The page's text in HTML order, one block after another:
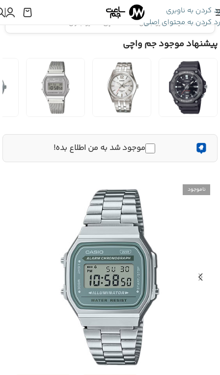
رد کردن به ناوبری
رد کردن به محتوای اصلی
اینجا هستید:کاسیو جنرال»ساعت مچی کاسیو جنرال A168WA-3AY
پیشنهاد موجود جم واچی
موجود شد به من اطلاع بده!
ناموجود